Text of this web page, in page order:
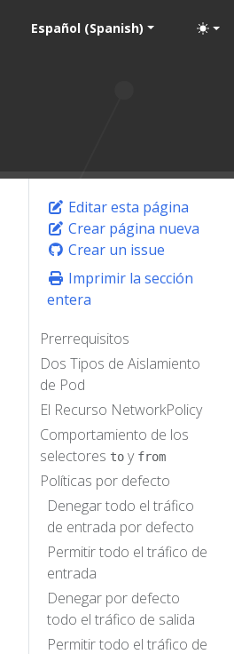
Español (Spanish)
Editar esta página
Crear página nueva
Crear un issue
Imprimir la sección
entera
Prerrequisitos
Dos Tipos de Aislamiento
de Pod
El Recurso NetworkPolicy
Comportamiento de los
selectores to y from
Políticas por defecto
Denegar todo el tráfico
de entrada por defecto
Permitir todo el tráfico de
entrada
Denegar por defecto
todo el tráfico de salida
Permitir todo el tráfico de